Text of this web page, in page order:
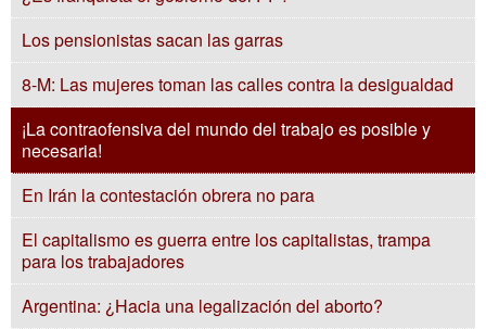
Los pensionistas sacan las garras
8-M: Las mujeres toman las calles contra la desigualdad
¡La contraofensiva del mundo del trabajo es posible y
necesaria!
En Irán la contestación obrera no para
El capitalismo es guerra entre los capitalistas, trampa
para los trabajadores
Argentina: ¿Hacia una legalización del aborto?